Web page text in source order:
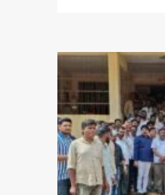
पंचायत
समितीत
महायुतीचा
झेंडा;
सभापतीपदी
राणी
भोरे,
उपसभापतीपदी
ललिता
शेजूळ